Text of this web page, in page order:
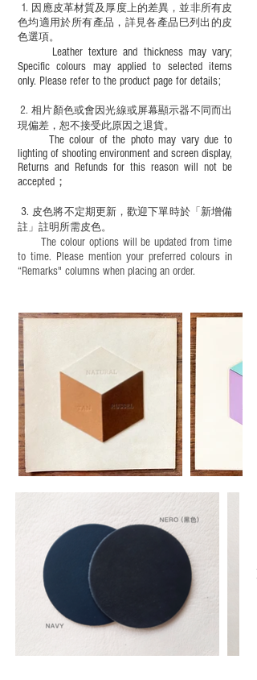
1. ​ 因應皮革材質及厚度上的差異，並非所有皮
色均適用於所有產品，詳見各產品巳列出的皮
色選項。
Leather texture and thickness may vary;
Specific colours may applied to selected items
only. Please refer to the product page for details;
​2.相片顏色或會因光線或屏幕顯示器不同而出
現偏差，恕不接受此原因之退貨。
The colour of the photo may vary due to
lighting of shooting environment and screen display,
Returns and Refunds for this reason will not be
accepted；
3. 皮色將不定期更新，歡迎下單時於「新增備
註」註明 所需皮色。
The colour options will be updated from time
to time. Please mention your preferred colours in
“Remarks" columns when placing an order.